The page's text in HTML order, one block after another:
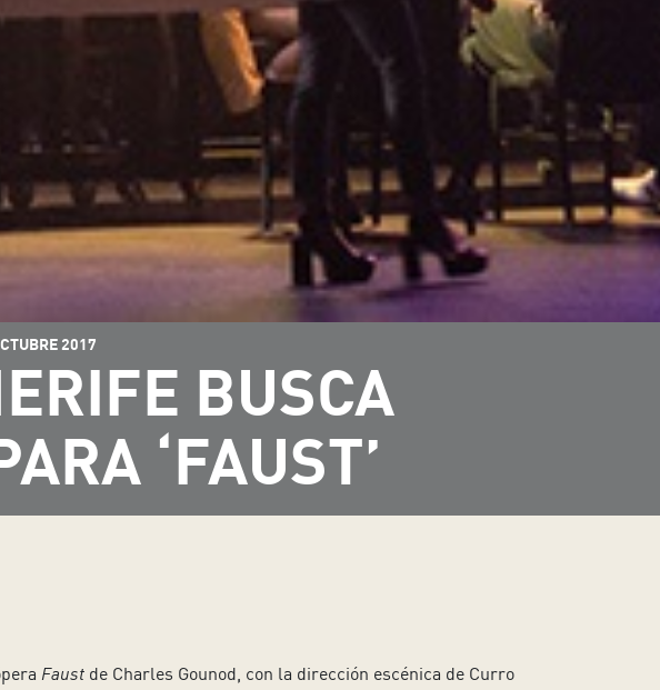
2017
BUSCA
‘FAUST’
Faustde Charles Gounod, con la dirección escénica de Curro